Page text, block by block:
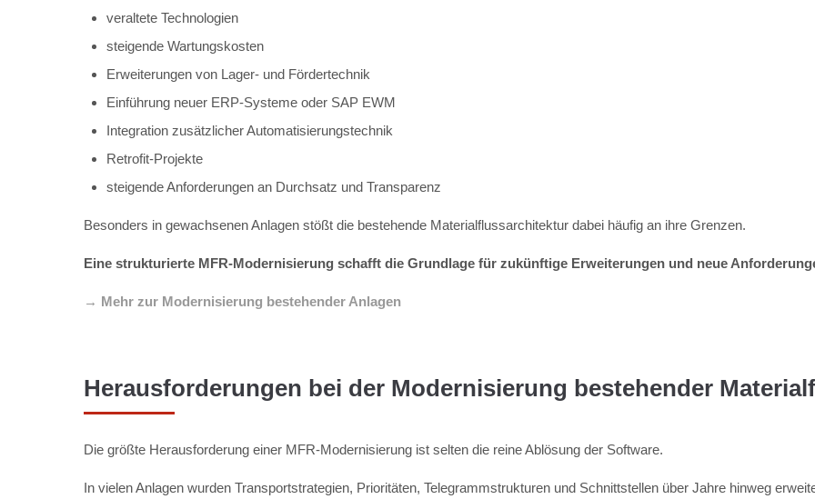
veraltete Technologien
steigende Wartungskosten
Erweiterungen von Lager- und Fördertechnik
Einführung neuer ERP-Systeme oder SAP EWM
Integration zusätzlicher Automatisierungstechnik
Retrofit-Projekte
steigende Anforderungen an Durchsatz und Transparenz
Besonders in gewachsenen Anlagen stößt die bestehende Materialflussarchitektur dabei häufig an ihre Grenzen.
Eine strukturierte MFR-Modernisierung schafft die Grundlage für zukünftige Erweiterungen und neue
→ Mehr zur Modernisierung bestehender Anlagen
Herausforderungen bei der Modernisierung bestehender
Die größte Herausforderung einer MFR-Modernisierung ist selten die reine Ablösung der Software.
In vielen Anlagen wurden Transportstrategien, Prioritäten, Telegrammstrukturen und Schnittstellen über Jahre hinweg